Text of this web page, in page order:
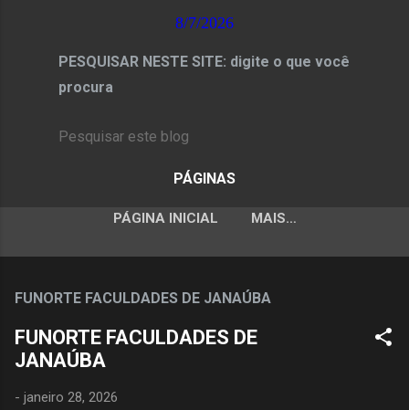
8/7/2026
PESQUISAR NESTE SITE: digite o que você
procura
PÁGINAS
PÁGINA INICIAL MAIS…
FUNORTE FACULDADES DE JANAÚBA
FUNORTE FACULDADES DE
JANAÚBA
- janeiro 28, 2026